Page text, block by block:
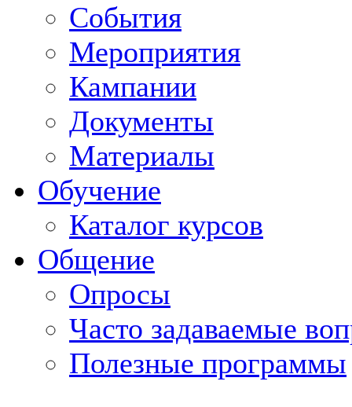
События
Мероприятия
Кампании
Документы
Материалы
Обучение
Каталог курсов
Общение
Опросы
Часто задаваемые
Полезные программы